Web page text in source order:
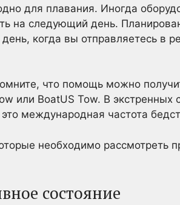
для плавания. Иногда
на следующий день.
когда вы отправляетесь в
что помощь можно
или BoatUS Tow. В
международная частота
необходимо рассмотреть
состояние